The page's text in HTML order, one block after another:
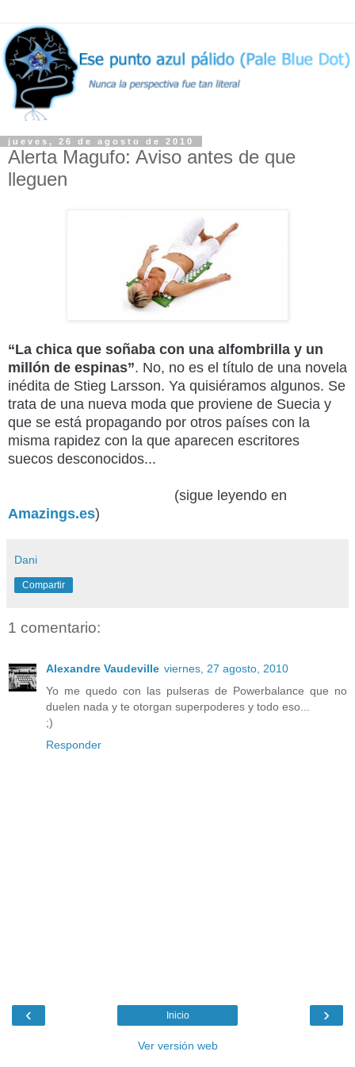
jueves, 26 de agosto de 2010
Alerta Magufo: Aviso antes de que
lleguen
“La chica que soñaba con una alfombrilla y un
millón de espinas”. No, no es el título de una novela
inédita de Stieg Larsson. Ya quisiéramos algunos. Se
trata de una nueva moda que proviene de Suecia y
que se está propagando por otros países con la
misma rapidez con la que aparecen escritores
suecos desconocidos...
(sigue leyendo en
Amazings.es)
Dani
Compartir
1 comentario:
Alexandre Vaudeville viernes, 27 agosto, 2010
Yo me quedo con las pulseras de Powerbalance que no
duelen nada y te otorgan superpoderes y todo eso...
;)
Responder
‹ ›
Inicio
Ver versión web